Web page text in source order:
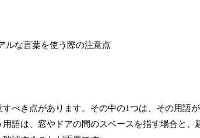
べき点があります。その中の1つは、その用語
語は、窓やドアの間のスペースを指す場合と